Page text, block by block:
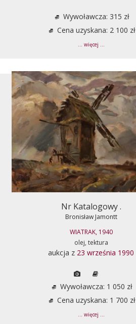
Wywoławcza: 315 zł
Cena uzyskana: 2 100 zł
... więcej ...
Nr Katalogowy .
Bronisław Jamontt
WIATRAK, 1940
olej, tektura
aukcja z 23 września 1990
Wywoławcza: 1 050 zł
Cena uzyskana: 1 700 zł
... więcej ...